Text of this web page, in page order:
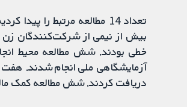
بیش از نیمی از شرکت‌کنندگان زن
خطی بودند. شش مطالعه محیط
آزمایشگاهی ملی انجام شدند. هفت
دریافت کردند. شش مطالعه کمک